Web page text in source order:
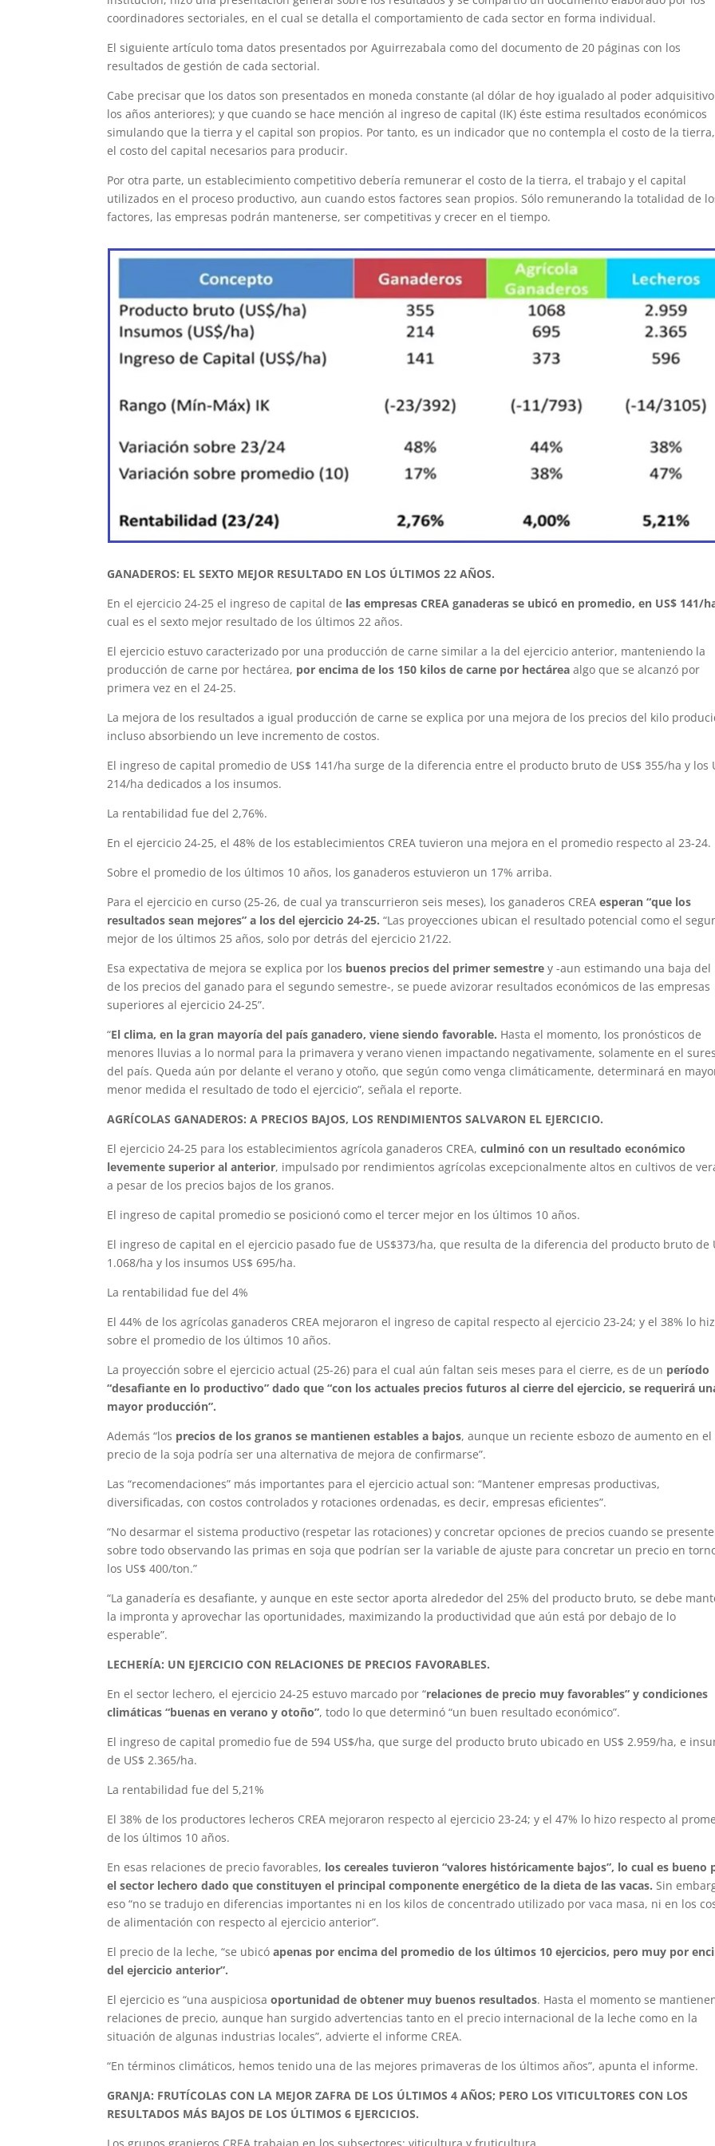
coordinadores sectoriales, en el cual se detalla el comportamiento de cada sector en forma individual.
El siguiente artículo toma datos presentados por Aguirrezabala como del documento de 20 páginas con los
resultados de gestión de cada sectorial.
Cabe precisar que los datos son presentados en moneda constante (al dólar de hoy igualado al poder
los años anteriores); y que cuando se hace mención al ingreso de capital (IK) éste estima resultados económicos
simulando que la tierra y el capital son propios. Por tanto, es un indicador que no contempla el costo de la
el costo del capital necesarios para producir.
Por otra parte, un establecimiento competitivo debería remunerar el costo de la tierra, el trabajo y el capital
utilizados en el proceso productivo, aun cuando estos factores sean propios. Sólo remunerando la totalidad de
factores, las empresas podrán mantenerse, ser competitivas y crecer en el tiempo.
GANADEROS: EL SEXTO MEJOR RESULTADO EN LOS ÚLTIMOS 22 AÑOS.
En el ejercicio 24-25 el ingreso de capital de las empresas CREA ganaderas se ubicó en promedio, en US$ 141/
cual es el sexto mejor resultado de los últimos 22 años.
El ejercicio estuvo caracterizado por una producción de carne similar a la del ejercicio anterior, manteniendo la
producción de carne por hectárea, por encima de los 150 kilos de carne por hectárea algo que se alcanzó por
primera vez en el 24-25.
La mejora de los resultados a igual producción de carne se explica por una mejora de los precios del kilo
incluso absorbiendo un leve incremento de costos.
El ingreso de capital promedio de US$ 141/ha surge de la diferencia entre el producto bruto de US$ 355/ha y los
214/ha dedicados a los insumos.
La rentabilidad fue del 2,76%.
En el ejercicio 24-25, el 48% de los establecimientos CREA tuvieron una mejora en el promedio respecto al 23-24.
Sobre el promedio de los últimos 10 años, los ganaderos estuvieron un 17% arriba.
Para el ejercicio en curso (25-26, de cual ya transcurrieron seis meses), los ganaderos CREAesperan “que los
resultados sean mejores” a los del ejercicio 24-25. “Las proyecciones ubican el resultado potencial como el
mejor de los últimos 25 años, solo por detrás del ejercicio 21/22.
Esa expectativa de mejora se explica por los buenos precios del primer semestre y -aun estimando una baja del
de los precios del ganado para el segundo semestre-, se puede avizorar resultados económicos de las empresas
superiores al ejercicio 24-25”.
“El clima, en la gran mayoría del país ganadero, viene siendo favorable. Hasta el momento, los pronósticos de
menores lluvias a lo normal para la primavera y verano vienen impactando negativamente, solamente en el
del país. Queda aún por delante el verano y otoño, que según como venga climáticamente, determinará en
menor medida el resultado de todo el ejercicio”, señala el reporte.
AGRÍCOLAS GANADEROS: A PRECIOS BAJOS, LOS RENDIMIENTOS SALVARON EL EJERCICIO.
El ejercicio 24-25 para los establecimientos agrícola ganaderos CREA,culminó con un resultado económico
levemente superior al anterior, impulsado por rendimientos agrícolas excepcionalmente altos en cultivos de
a pesar de los precios bajos de los granos.
El ingreso de capital promedio se posicionó como el tercer mejor en los últimos 10 años.
El ingreso de capital en el ejercicio pasado fue de US$373/ha, que resulta de la diferencia del producto bruto de
1.068/ha y los insumos US$ 695/ha.
La rentabilidad fue del 4%
El 44% de los agrícolas ganaderos CREA mejoraron el ingreso de capital respecto al ejercicio 23-24; y el 38% lo
sobre el promedio de los últimos 10 años.
La proyección sobre el ejercicio actual (25-26) para el cual aún faltan seis meses para el cierre, es de un período
“desafiante en lo productivo” dado que “con los actuales precios futuros al cierre del ejercicio, se requerirá
mayor producción”.
Además “los precios de los granos se mantienen estables a bajos, aunque un reciente esbozo de aumento en el
precio de la soja podría ser una alternativa de mejora de confirmarse”.
Las “recomendaciones” más importantes para el ejercicio actual son: “Mantener empresas productivas,
diversificadas, con costos controlados y rotaciones ordenadas, es decir, empresas eficientes”.
“No desarmar el sistema productivo (respetar las rotaciones) y concretar opciones de precios cuando se
sobre todo observando las primas en soja que podrían ser la variable de ajuste para concretar un precio en
los US$ 400/ton.”
“La ganadería es desafiante, y aunque en este sector aporta alrededor del 25% del producto bruto, se debe
la impronta y aprovechar las oportunidades, maximizando la productividad que aún está por debajo de lo
esperable”.
LECHERÍA: UN EJERCICIO CON RELACIONES DE PRECIOS FAVORABLES.
En el sector lechero, el ejercicio 24-25 estuvo marcado por “relaciones de precio muy favorables” y condiciones
climáticas “buenas en verano y otoño”, todo lo que determinó “un buen resultado económico”.
El ingreso de capital promedio fue de 594 US$/ha, que surge del producto bruto ubicado en US$ 2.959/ha, e
de US$ 2.365/ha.
La rentabilidad fue del 5,21%
El 38% de los productores lecheros CREA mejoraron respecto al ejercicio 23-24; y el 47% lo hizo respecto al
de los últimos 10 años.
En esas relaciones de precio favorables, los cereales tuvieron “valores históricamente bajos”, lo cual es bueno
el sector lechero dado que constituyen el principal componente energético de la dieta de las vacas. Sin
eso “no se tradujo en diferencias importantes ni en los kilos de concentrado utilizado por vaca masa, ni en los
de alimentación con respecto al ejercicio anterior”.
El precio de la leche, “se ubicóapenas por encima del promedio de los últimos 10 ejercicios, pero muy por
del ejercicio anterior”.
El ejercicio es “una auspiciosaoportunidad de obtener muy buenos resultados. Hasta el momento se
relaciones de precio, aunque han surgido advertencias tanto en el precio internacional de la leche como en la
situación de algunas industrias locales”, advierte el informe CREA.
“En términos climáticos, hemos tenido una de las mejores primaveras de los últimos años”, apunta el informe.
GRANJA: FRUTÍCOLAS CON LA MEJOR ZAFRA DE LOS ÚLTIMOS 4 AÑOS; PERO LOS VITICULTORES CON LOS
RESULTADOS MÁS BAJOS DE LOS ÚLTIMOS 6 EJERCICIOS.